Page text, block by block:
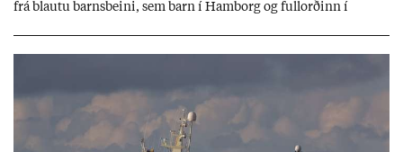
frá blautu barns­beini, sem barn í Ham­borg og full­orð­inn í